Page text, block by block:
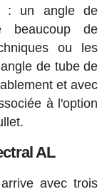
: un angle de
beaucoup de
ou les
de tube de
et avec
à l'option
AL
avec trois